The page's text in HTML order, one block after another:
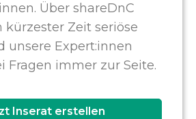
Über shareDnC
Zeit seriöse
unsere Expert:innen
Fragen immer zur Seite.
Inserat erstellen